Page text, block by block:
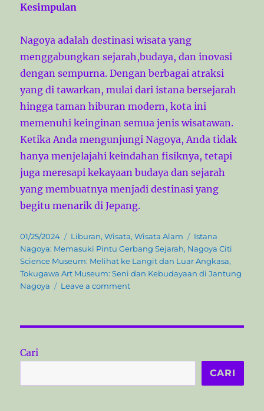
Kesimpulan
Nagoya adalah destinasi wisata yang
menggabungkan sejarah,budaya, dan inovasi
dengan sempurna. Dengan berbagai atraksi
yang di tawarkan, mulai dari istana bersejarah
hingga taman hiburan modern, kota ini
memenuhi keinginan semua jenis wisatawan.
Ketika Anda mengunjungi Nagoya, Anda tidak
hanya menjelajahi keindahan fisiknya, tetapi
juga meresapi kekayaan budaya dan sejarah
yang membuatnya menjadi destinasi yang
begitu menarik di Jepang.
P
o
s
t
e
01/25/2024
C
a
t
e
g
Liburan,Wisata,Wisata Alam
T
a
g
s
Istana
Nagoya: Memasuki Pintu Gerbang Sejarah, Nagoya Citi
Science Museum: Melihat ke Langit dan Luar Angkasa,
Tokugawa Art Museum: Seni dan Kebudayaan di Jantung
Nagoya
Leave a commento
d
h
Cari
CARI